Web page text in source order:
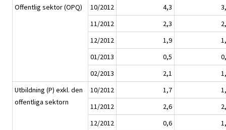
Offentlig sektor (OPQ)
10/2012 4,3
11/2012
2,3
12/2012
1,9
01/2013
0,5
02/2013
2,1
Utbildning (P) exkl. den
offentliga sektorn
10/2012 1,7
11/2012
2,6
12/2012
0,6